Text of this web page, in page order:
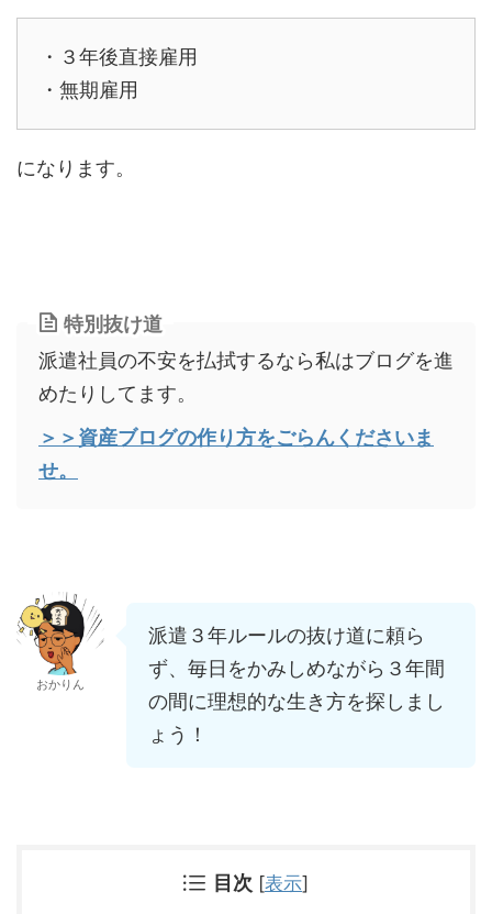
・３年後直接雇用
・無期雇用
になります。
特別抜け道
派遣社員の不安を払拭するなら私はブログを進
めたりしてます。
＞＞資産ブログの作り方をごらんくださいま
せ。
おかりん
派遣３年ルールの抜け道に頼ら
ず、毎日をかみしめながら３年間
の間に理想的な生き方を探しまし
ょう！
目次 [表示]